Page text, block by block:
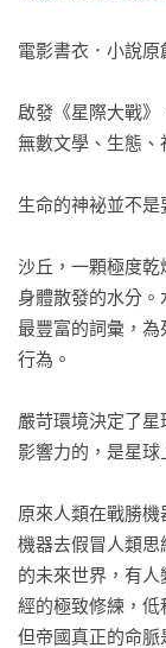
電影書衣．小說
啟發《星際大戰
無數文學、生態
生命的神袐並不
沙丘，一顆極度
身體散發的水分
最豐富的詞彙，
行為。
嚴苛環境決定了
影響力的，是星
原來人類在戰勝
機器去假冒人類
的未來世界，有
經的極致修練，低
但帝國真正的命